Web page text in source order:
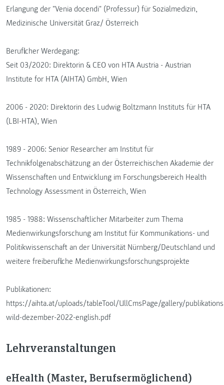
Erlangung der "Venia docendi" (Professur) für Sozialmedizin,
Medizinische Universität Graz/ Österreich
Beruflicher Werdegang:
Seit 03/2020: Direktorin & CEO von HTA Austria - Austrian
Institute for HTA (AIHTA) GmbH, Wien
2006 - 2020: Direktorin des Ludwig Boltzmann Instituts für HTA
(LBI-HTA), Wien
1989 - 2006: Senior Researcher am Institut für
Technikfolgenabschätzung an der Österreichischen Akademie der
Wissenschaften und Entwicklung im Forschungsbereich Health
Technology Assessment in Österreich, Wien
1985 - 1988: Wissenschaftlicher Mitarbeiter zum Thema
Medienwirkungsforschung am Institut für Kommunikations- und
Politikwissenschaft an der Universität Nürnberg/Deutschland und
weitere freiberufliche Medienwirkungsforschungsprojekte
Publikationen:
https://aihta.at/uploads/tableTool/UllCmsPage/gallery/
wild-dezember-2022-english.pdf
Lehrveranstaltungen
eHealth (Master, Berufsermöglichend)